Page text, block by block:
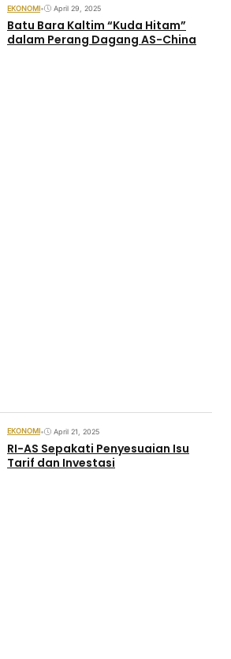
EKONOMI• April 29, 2025
Batu Bara Kaltim “Kuda Hitam”
dalam Perang Dagang AS-China
EKONOMI • April 21, 2025
RI-AS Sepakati Penyesuaian Isu
Tarif dan Investasi